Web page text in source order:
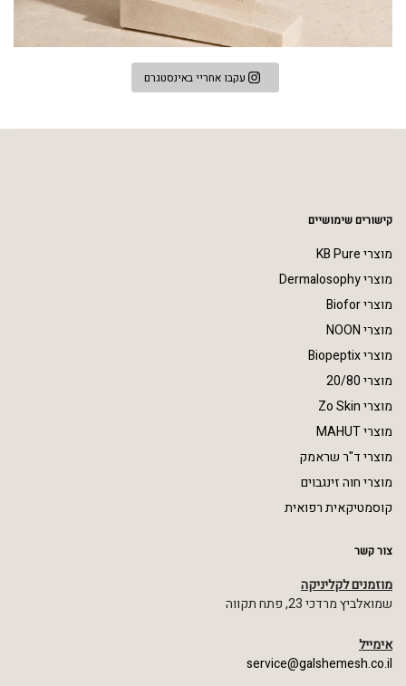
עקבו אחריי באינסטגרם
קישורים שימושיים
מוצרי KB Pure
מוצרי Dermalosophy
מוצרי Biofor
מוצרי NOON
מוצרי Biopeptix
מוצרי 20/80
מוצרי Zo Skin
מוצרי MAHUT
מוצרי ד"ר שראמק
מוצרי חוה זינגבוים
קוסמטיקאית רפואית
צור קשר
מוזמנים לקליניקה
שמואלביץ מרדכי 23, פתח תקווה
אימייל
service@galshemesh.co.il